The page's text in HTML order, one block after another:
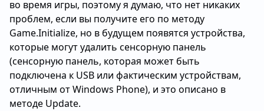
во время игры, поэтому я думаю, что нет никаких
проблем, если вы получите его по методу
Game.Initialize, но в будущем появятся устройства,
которые могут удалить сенсорную панель
(сенсорную панель, которая может быть
подключена к USB или фактическим устройствам,
отличным от Windows Phone), и это описано в
методе Update.